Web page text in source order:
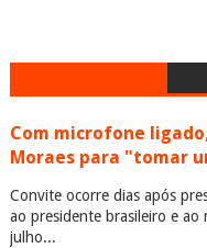
Com microfone
Moraes para "tomar
Convite ocorre dias após
ao presidente brasileiro e
julho...